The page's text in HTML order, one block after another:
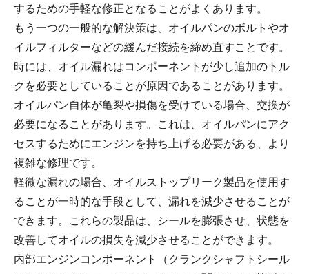
するための手軽な修正となることがよくあります。
もう一つの一般的な解決策は、オイルパンのボルトやオ
イルフィルターなどの緩んだ接続を締め直すことです。
時には、オイル漏れはコンポーネントが少し追加のトル
クを必要としていることが原因であることがあります。
オイルパン自体が亀裂や損傷を受けている場合、交換が
必要になることがあります。これは、オイルパンにアク
セスするためにエンジンを持ち上げる必要がある、より
複雑な修理です。
軽微な漏れの場合、オイルストップリーク製品を使用す
ることが一時的な手段として、漏れを減少させることが
できます。これらの製品は、シールを膨張させ、状態を
改善してオイルの損失を減少させることができます。
内部エンジンコンポーネント（クランクシャフトシール